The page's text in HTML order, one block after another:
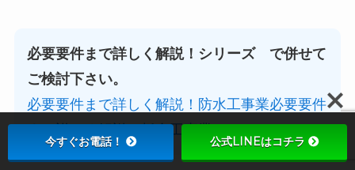
必要要件まで詳しく解説！シリーズ で併せて
ご検討下さい。
必要要件まで詳しく解説！防水工事業必要要件
まで詳しく解説！板金工事業
今すぐお電話！ 公式LINEはコチラ